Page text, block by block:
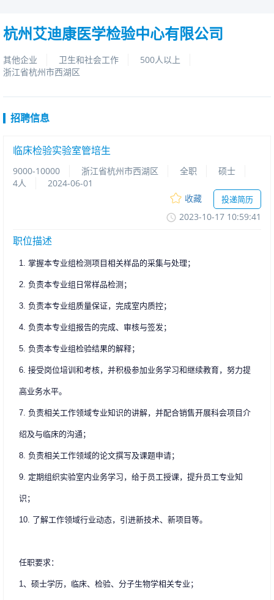
杭州艾迪康医学检验中心有限公司
其他企业 卫生和社会工作
500人以上
浙江省杭州市西湖区
招聘信息
临床检验实验室管培生
9000-10000 浙江省杭州市西湖区 全职
硕士
4人
2024-06-01
收藏
投递简历
2023-10-1710:59:41
职位描述
1. 掌握本专业组检测项目相关样品的采集与处理；
2. 负责本专业组日常样品检测；
3. 负责本专业组质量保证，完成室内质控；
4. 负责本专业组报告的完成、审核与签发；
5. 负责本专业组检验结果的解释；
6. 接受岗位培训和考核，并积极参加业务学习和继续教育，努力提
高业务水平。
7. 负责相关工作领域专业知识的讲解，并配合销售开展科会项目介
绍及与临床的沟通；
8. 负责相关工作领域的论文撰写及课题申请；
9. 定期组织实验室内业务学习，给于员工授课，提升员工专业知
识；
10. 了解工作领域行业动态，引进新技术、新项目等。
任职要求：
1、硕士学历，临床、检验、分子生物学相关专业；